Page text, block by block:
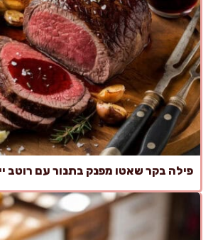
פילה בקר שאטו מפנק בתנור עם רוטב